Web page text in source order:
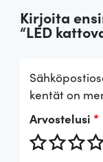
Kirjoita
“LED
kentät on
Arvostelusi *